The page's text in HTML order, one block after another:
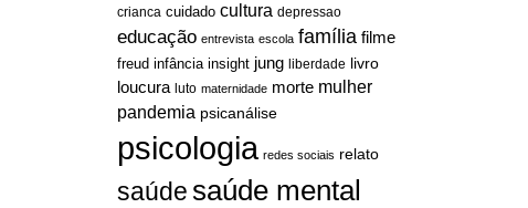
crianca cuidado cultura depressao
educação entrevista escola família filme
freud infância insight jung liberdade livro
loucura luto maternidade morte mulher
pandemia psicanálise
psicologia redes sociais relato
saúdesaúde mental